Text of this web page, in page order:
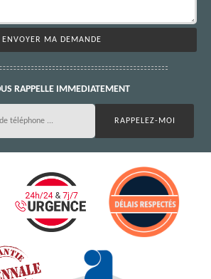
RAPPELLE IMMEDIATEMENT